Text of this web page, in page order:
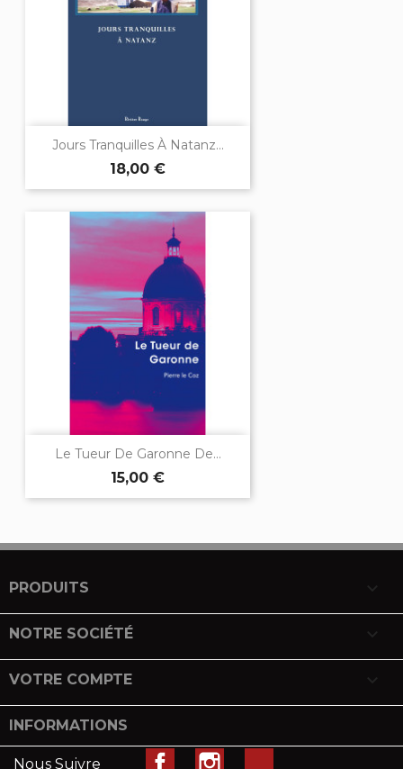
Jours Tranquilles À Natanz...
18,00 €
Le Tueur De Garonne De...
15,00 €
PRODUITS 
NOTRE SOCIÉTÉ 
VOTRE COMPTE 
INFORMATIONS
Nous Suivre Facebook